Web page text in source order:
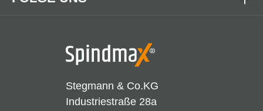
Stegmann & Co.KG
Industriestraße 28a